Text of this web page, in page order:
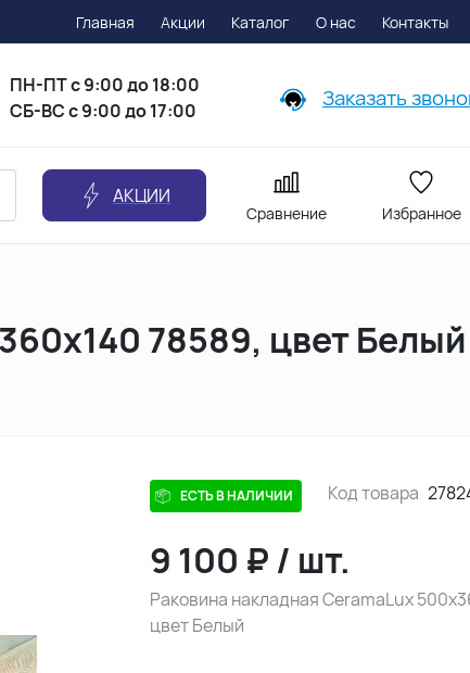
Главная Акции Каталог О нас Контакты
ПН-ПТс 9:00 до 18:00
СБ-ВС с 9:00 до 17:00
Заказать
АКЦИИ
Сравнение Избранное
78589, цвет Белый
ЕСТЬ В НАЛИЧИИ Код товара
9 100 ₽ / шт.
Раковина накладная CeramaLux
цвет Белый